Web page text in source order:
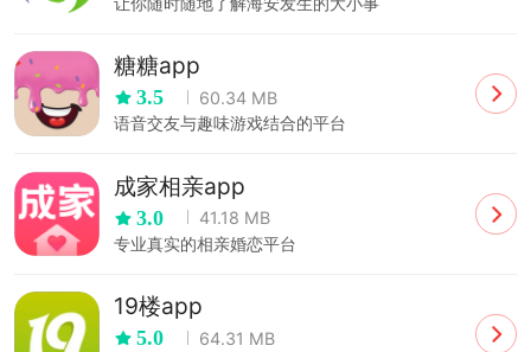
糖糖app
3.5
60.34 MB
语音交友与趣味游戏结合的平台
成家相亲app
3.0
41.18 MB
专业真实的相亲婚恋平台
19楼app
5.0
64.31 MB